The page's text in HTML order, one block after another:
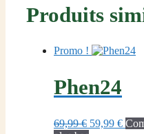
Produits
Promo !
Phen24
69,99€ Le
59,99 €Le